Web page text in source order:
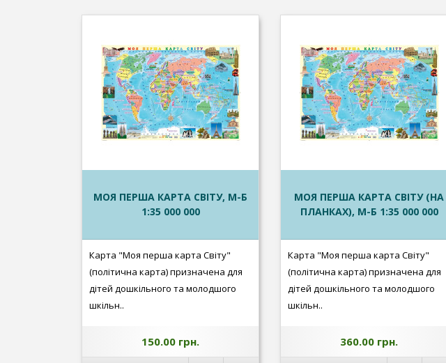
МОЯ ПЕРША КАРТА СВІТУ, М-Б
1:35 000 000
Карта "Моя перша карта Світу"
(політична карта) призначена для
дітей дошкільного та молодшого
шкільн..
150.00 грн.
МОЯ ПЕРША КАРТА СВІТУ (НА
ПЛАНКАХ), М-Б 1:35 000 000
Карта "Моя перша карта Світу"
(політична карта) призначена для
дітей дошкільного та молодшого
шкільн..
360.00 грн.